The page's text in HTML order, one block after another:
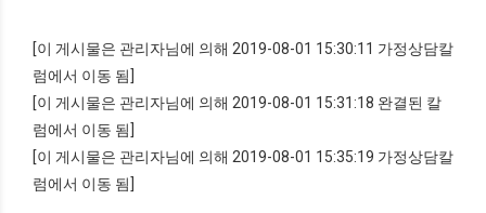
[이 게시물은 관리자님에 의해 2019-08-01 15:30:11 가정상담칼
럼에서 이동 됨]
[이 게시물은 관리자님에 의해 2019-08-01 15:31:18 완결된 칼
럼에서 이동 됨]
[이 게시물은 관리자님에 의해 2019-08-01 15:35:19 가정상담칼
럼에서 이동 됨]